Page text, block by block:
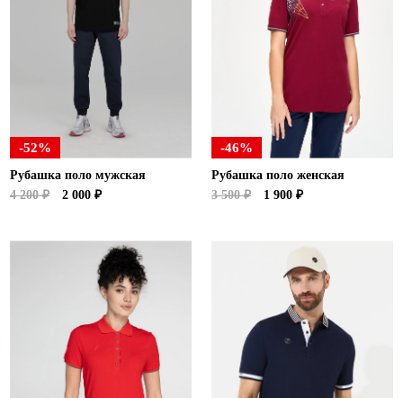
-52%
Рубашка поло мужская
4 200 ₽
2 000 ₽
-46%
Рубашка поло женская
3 500 ₽
1 900 ₽